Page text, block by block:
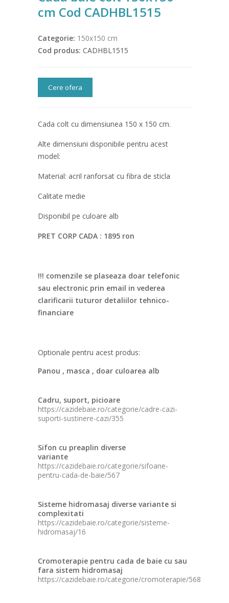
cm Cod CADHBL1515
Categorie: 150x150 cm
Cod produs: CADHBL1515
Cere ofera
Cada colt cu dimensiunea 150 x 150 cm.
Alte dimensiuni disponibile pentru acest
model:
Material: acril ranforsat cu fibra de sticla
Calitate medie
Disponibil pe culoare alb
PRET CORP CADA : 1895 ron
!!! comenzile se plaseaza doar telefonic
sau electronic prin email in vederea
clarificarii tuturor detaliilor tehnico-
financiare
Optionale pentru acest produs:
Panou , masca , doar culoarea alb
Cadru, suport, picioare
https://cazidebaie.ro/categorie/cadre-cazi-
suporti-sustinere-cazi/355
Sifon cu preaplin diverse
variante
https://cazidebaie.ro/categorie/sifoane-
pentru-cada-de-baie/567
Sisteme hidromasaj diverse variante si
complexitati
https://cazidebaie.ro/categorie/sisteme-
hidromasaj/16
Cromoterapie pentru cada de baie cu sau
fara sistem hidromasaj
https://cazidebaie.ro/categorie/cromoterapie/568